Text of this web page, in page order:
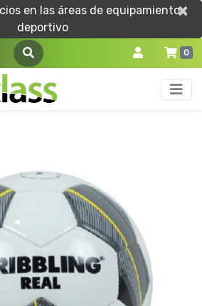
en las áreas de equipamiento
deportivo
×
×
0